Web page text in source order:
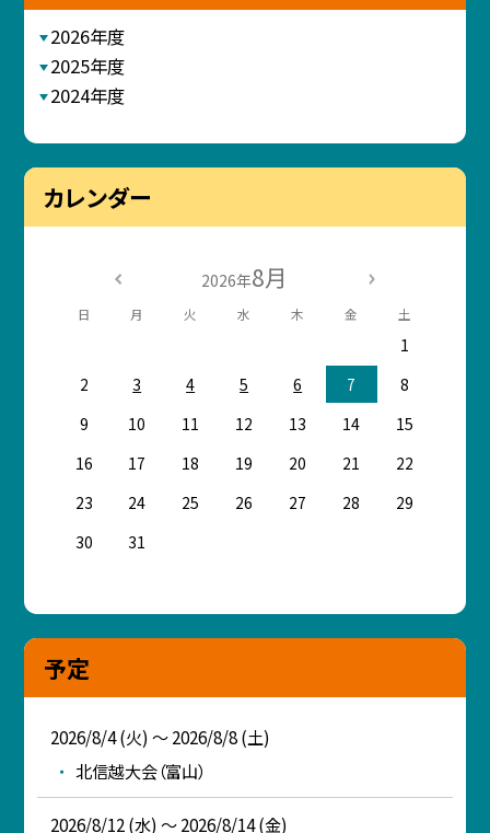
2026年度
2025年度
2024年度
カレンダー
2026年8月
日 月 火 水 木 金 土
1
2
3 4 5 6 7
8
9
10 11 12 13 14
15
16
17 18 19 20 21
22
23
24 25 26 27 28
29
30
31
予定
2026/8/4 (火) ～ 2026/8/8 (土)
北信越大会（富山）
2026/8/12 (水) ～ 2026/8/14 (金)